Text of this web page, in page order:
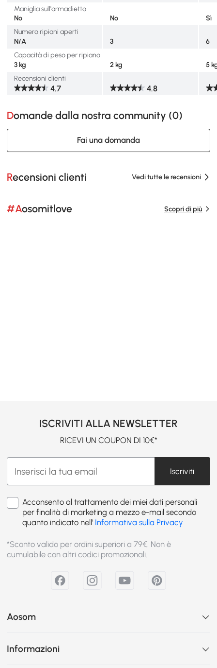
Maniglia sull'armadietto
No
No
Sì
Numero ripiani aperti
N/A
3
6
Capacità di peso per ripiano
3 kg
2 kg
5
Recensioni clienti
4.7 4.8
Domande dalla nostra community (0)
Fai una domanda
Recensioni clienti Vedi tutte le recensioni
#Aosomitlove Scopri di più
ISCRIVITI ALLA NEWSLETTER
RICEVI UN COUPON DI 10€*
Iscriviti
Acconsento al trattamento dei miei dati personali
per finalità di marketing a mezzo e-mail secondo
quanto indicato nell' Informativa sulla Privacy
*Sconto valido per ordini superiori a 79€. Non è
cumulabile con altri codici promozionali.
Aosom
Informazioni